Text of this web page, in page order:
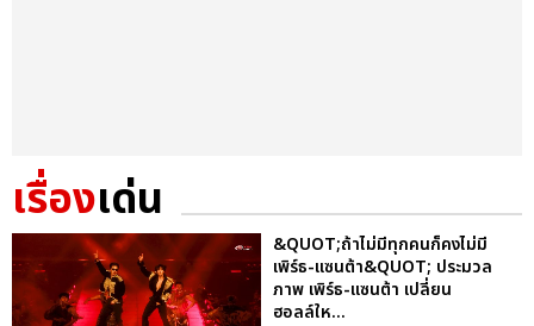
เรื่องเด่น
&QUOT;ถ้าไม่มีทุกคนก็คงไม่มี
เพิร์ธ-แซนต้า&QUOT; ประมวล
ภาพ เพิร์ธ-แซนต้า เปลี่ยน
ฮอลล์ให...